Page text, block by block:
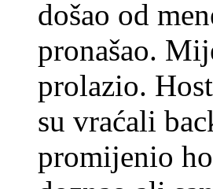
došao od
pronašao.
prolazio.
su vraćali
promijenio